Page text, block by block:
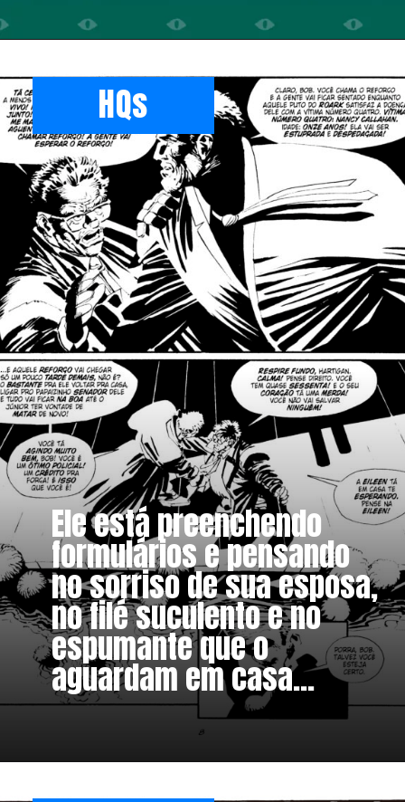
Ele está preenchendo
formulários e pensando
no sorriso de sua esposa,
no filé suculento e no
espumante que o
aguardam em casa...
HQs